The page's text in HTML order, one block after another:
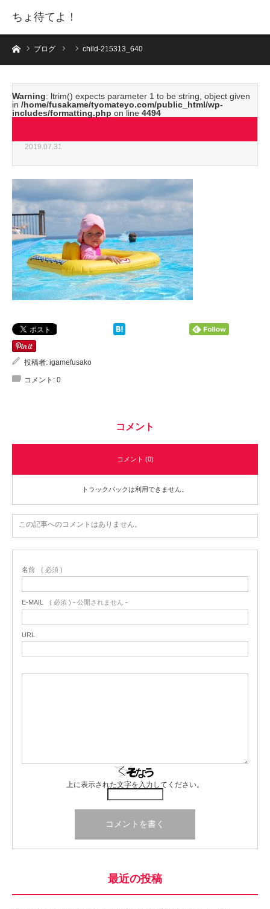
ちょ待てよ！
ホームブログ child-215313_640
Warning: ltrim() expects parameter 1 to be string, object given
in /home/fusakame/tyomateyo.com/public_html/wp-
includes/formatting.php on line 4494
2019.07.31
投稿者: igamefusako
コメント: 0
コメント
コメント (0)
トラックバックは利用できません。
この記事へのコメントはありません。
名前 ( 必須 )
E-MAIL ( 必須 ) - 公開されません -
URL
上に表示された文字を入力してください。
最近の投稿